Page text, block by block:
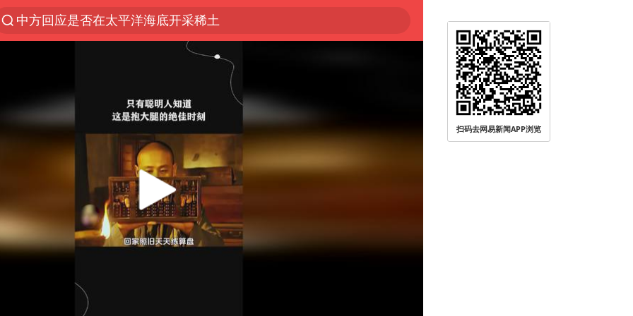
中方回应是否在太平洋海底开采稀土
宇树科技发行价格150.80元/股
外交部发言人就广岛核爆81周年等答记者问
贵州轮胎子公司获美国退税8136万
吉林一“温度计大楼”读数爆表
台风白海豚影响中国已成定局
扎哈罗娃批广岛市长不提美国原子弹
27岁女子成组织卖淫集团主犯被通缉
U17国足1分钟轰2球
扫码去网易新闻APP浏览